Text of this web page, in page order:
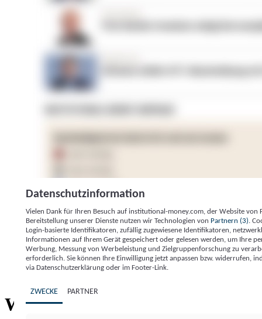
Institutional Money
ImpressumDatenschutzerklärung
Willkommen bei
Datenschutzinformation
Vielen Dank für Ihren Besuch auf institutional-money.com, der Website von
Bereitstellung unserer Dienste nutzen wir Technologien von Partnern (3) .
Login-basierte Identifikatoren, zufällig zugewiesene Identifikatoren,
Informationen auf Ihrem Gerät gespeichert oder gelesen werden, um Ihre
Werbung, Messung von Werbeleistung und Zielgruppenforschung zu
erforderlich. Sie können Ihre Einwilligung jetzt anpassen bzw. widerrufen,
via Datenschutzerklärung oder im Footer-Link.
ZWECKE PARTNER